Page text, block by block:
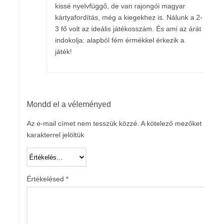
kissé nyelvfüggő, de van rajongói magyar
kártyafordítás, még a kiegekhez is. Nálunk a 2-
3 fő volt az ideális játékosszám. És ami az árát
indokolja: alapból fém érmékkel érkezik a
játék!
Mondd el a véleményed
Az e-mail címet nem tesszük közzé. A kötelező mezőket
karakterrel jelöltük
Értékelésed *